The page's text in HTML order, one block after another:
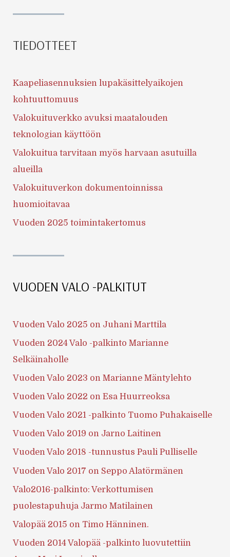
TIEDOTTEET
Kaapeliasennuksien lupakäsittelyaikojen
kohtuuttomuus
Valokuituverkko avuksi maatalouden
teknologian käyttöön
Valokuitua tarvitaan myös harvaan asutuilla
alueilla
Valokuituverkon dokumentoinnissa
huomioitavaa
Vuoden 2025 toimintakertomus
VUODEN VALO -PALKITUT
Vuoden Valo 2025 on Juhani Marttila
Vuoden 2024 Valo -palkinto Marianne
Selkäinaholle
Vuoden Valo 2023 on Marianne Mäntylehto
Vuoden Valo 2022 on Esa Huurreoksa
Vuoden Valo 2021 -palkinto Tuomo Puhakaiselle
Vuoden Valo 2019 on Jarno Laitinen
Vuoden Valo 2018 -tunnustus Pauli Pulliselle
Vuoden Valo 2017 on Seppo Alatörmänen
Valo2016-palkinto: Verkottumisen
puolestapuhuja Jarmo Matilainen
Valopää 2015 on Timo Hänninen.
Vuoden 2014 Valopää -palkinto luovutettiin